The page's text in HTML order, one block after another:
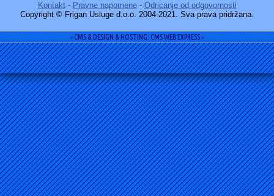
Kontakt- Pravne napomene- Odricanje od odgovornosti
Copyright © Frigan Usluge d.o.o. 2004-2021. Sva prava pridržana.
= CMS & DESIGN & HOSTING: CMS WEB EXPRESS =